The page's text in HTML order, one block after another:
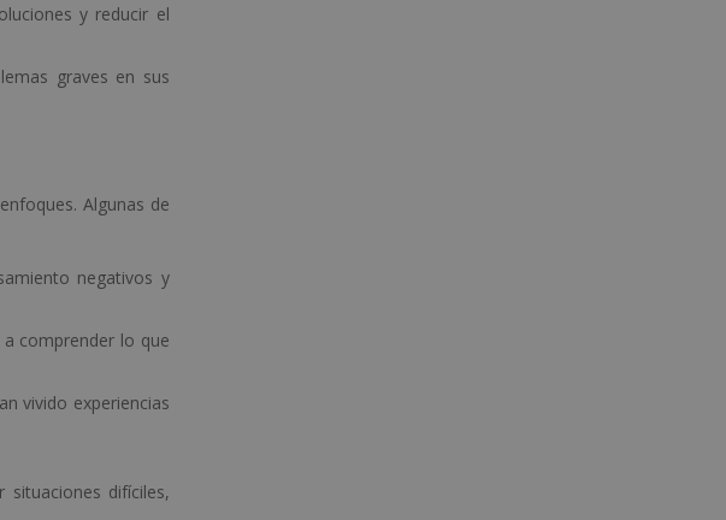
y reducir el
graves en sus
Algunas de
negativos y
comprender lo que
vivido experiencias
difíciles,